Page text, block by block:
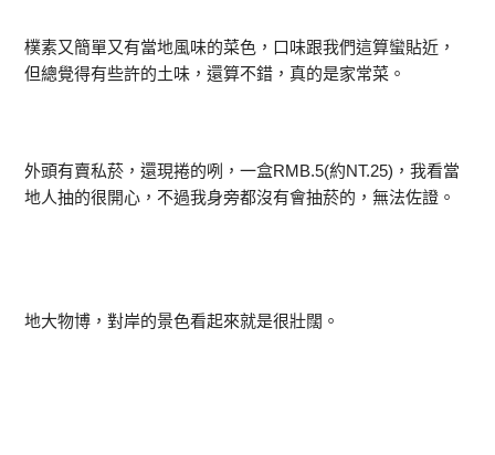
樸素又簡單又有當地風味的菜色，口味跟我們這算蠻貼近，
但總覺得有些許的土味，還算不錯，真的是家常菜。
外頭有賣私菸，還現捲的咧，一盒RMB.5(約NT.25)，我看當
地人抽的很開心，不過我身旁都沒有會抽菸的，無法佐證。
地大物博，對岸的景色看起來就是很壯闊。